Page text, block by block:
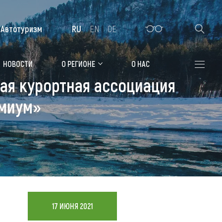
Алтайская зимовка
Где остановиться
Санатории
Гостиницы, отели
Коттеджи, базы
Сельские усадьбы
Мотели, придорожные отели
НОВОСТИ О РЕГИОНЕ О НАС
Автотуризм RU EN DE
курортная ассоциация
17 ИЮНЯ 2021